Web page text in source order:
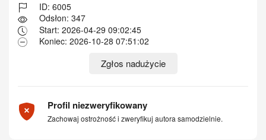
ID: 6005
Odsłon: 347
Start: 2026-04-29 09:02:45
Koniec: 2026-10-28 07:51:02
Zgłos nadużycie
Profil niezweryfikowany
Zachowaj ostrożność i zweryfikuj autora samodzielnie.